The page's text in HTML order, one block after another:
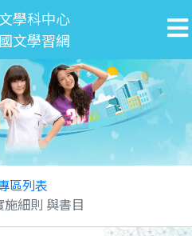
學科中心
文學習網
區列表
細則 與書目